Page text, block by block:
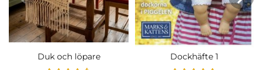
Duk och löpare Dockhäfte 1